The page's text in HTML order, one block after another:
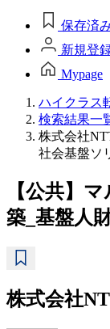
保存済
新規登
Mypage
ハイクラス
検索結果一
株式会社
社会基盤ソ
【公共】
築_基盤人
株式会社